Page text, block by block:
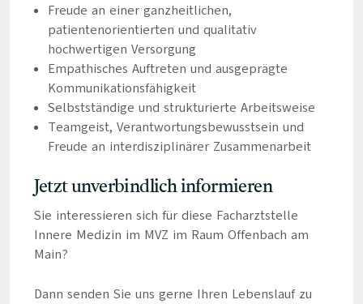
Freude an einer ganzheitlichen,
patientenorientierten und qualitativ
hochwertigen Versorgung
Empathisches Auftreten und ausgeprägte
Kommunikationsfähigkeit
Selbstständige und strukturierte Arbeitsweise
Teamgeist, Verantwortungsbewusstsein und
Freude an interdisziplinärer Zusammenarbeit
Jetzt unverbindlich informieren
Sie interessieren sich für diese Facharztstelle
Innere Medizin im MVZ im Raum Offenbach am
Main?
Dann senden Sie uns gerne Ihren Lebenslauf zu